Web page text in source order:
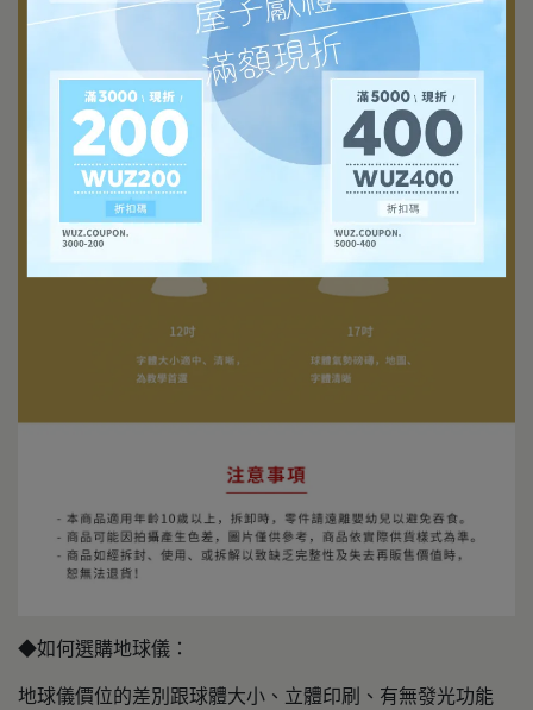
◆如何選購地球儀：
地球儀價位的差別跟球體大小、立體印刷、有無發光功能